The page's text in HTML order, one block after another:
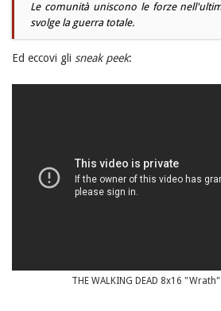
Le comunità uniscono le forze
svolge la guerra totale.
Ed eccovi gli sneak peek:
THE WALKING DEAD 8x16